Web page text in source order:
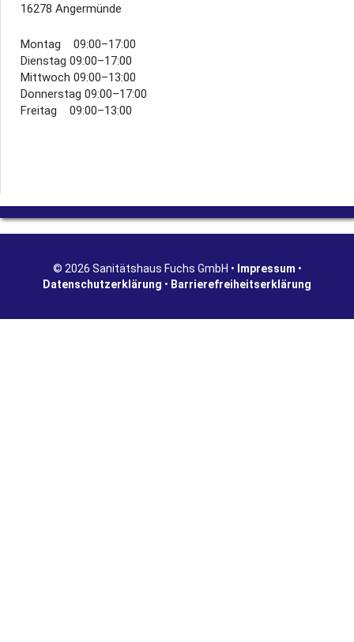
16278 Angermünde
Montag 09:00–17:00
Dienstag 09:00–17:00
Mittwoch 09:00–13:00
Donnerstag 09:00–17:00
Freitag 09:00–13:00
© 2026 Sanitätshaus Fuchs GmbH • Impressum •
Datenschutzerklärung • Barrierefreiheitserklärung